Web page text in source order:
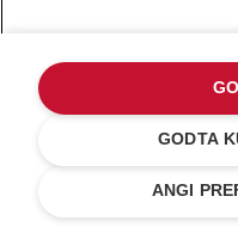
5KFP1644ECA
USP information
Separate enclosure
ANGI
GODTA